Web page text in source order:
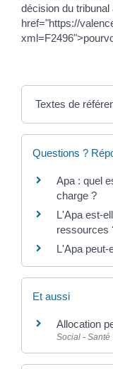
décision du
href="https://
Textes de
Questions ?
Apa : quel
charge ?
L'Apa est-
ressources
L'Apa peut-
Et aussi
Allocation
Social - Santé